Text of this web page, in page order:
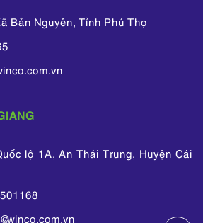
Bản Nguyên, Tỉnh Phú Thọ
lộ 1A, An Thái Trung, Huyện Cái